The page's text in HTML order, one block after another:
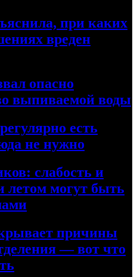
при каких
вреден
опасно
выпиваемой воды
есть
не нужно
слабость и
летом могут быть
причины
— вот что